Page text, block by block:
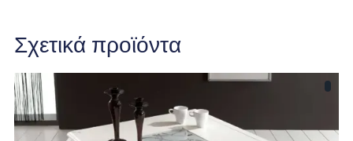
Σχετικά προϊόντα